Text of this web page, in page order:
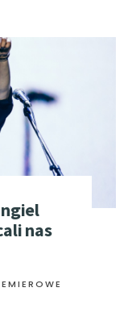
nas